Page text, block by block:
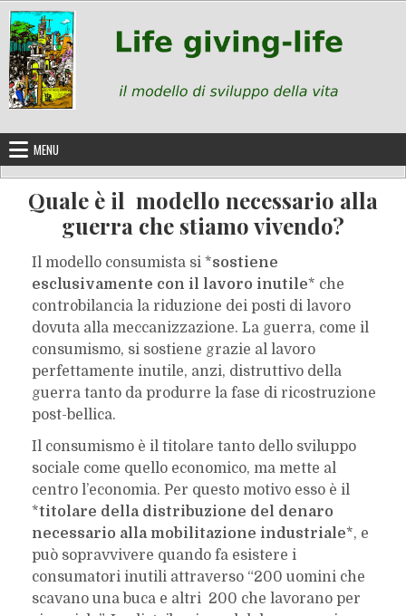
Skip
to
content
MENU
Quale è il modello necessario alla
guerra che stiamo vivendo?
Il modello consumista si *sostiene
esclusivamente con il lavoro inutile* che
controbilancia la riduzione dei posti di lavoro
dovuta alla meccanizzazione. La guerra, come il
consumismo, si sostiene grazie al lavoro
perfettamente inutile, anzi, distruttivo della
guerra tanto da produrre la fase di ricostruzione
post-bellica.
Il consumismo è il titolare tanto dello sviluppo
sociale come quello economico, ma mette al
centro l’economia. Per questo motivo esso è il
*titolare della distribuzione del denaro
necessario alla mobilitazione industriale*, e
può sopravvivere quando fa esistere i
consumatori inutili attraverso “200 uomini che
scavano una buca e altri 200 che lavorano per